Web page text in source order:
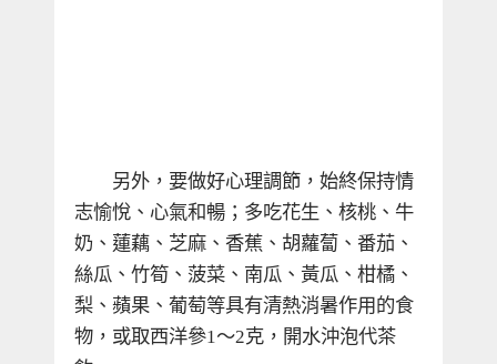
另外，要做好心理調節，始終保持情
志愉悅、心氣和暢；多吃花生、核桃、牛
奶、蓮藕、芝麻、香蕉、胡蘿蔔、番茄、
絲瓜、竹筍、菠菜、南瓜、黃瓜、柑橘、
梨、蘋果、葡萄等具有清熱消暑作用的食
物，或取西洋參1 ～2克，開水沖泡代茶